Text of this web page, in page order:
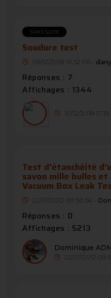
SANS SUITE
Soudure test
09/12/2018 16:52:06 -
Réponses : 7
Affichages : 1344
10/12/2018
Test d'étanchéité
savon mille bulles
Vacuum Box Leak
22/07/2012 09:50:54 -
Réponses : 0
Affichages : 5213
Dominique
22/07/2012